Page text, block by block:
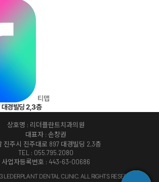
TEL : 055.795.2080
사업자등록번호 : 443-63-00686